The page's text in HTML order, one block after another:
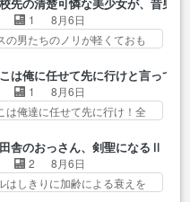
私はあなたが嫌いなんで
バンドやめ… 何が起きて
か！？次週、みゅーたいぷ…
な回だった… 今回はだい
程度抑えてる？w感じな
ルねこ、そうはならんや
いたゴキブリ死んでる
ルねこ危険ですよね。健
面で··江… 酔い潰れ行き着
ノ島で、朝日を眺めな…
憧れてビーム撃ちたいと…そ
余りにも凄惨なダラさん
ダラさんの６… 過去編は
ンガガン♪薫がなんかしっ
ってロマ… 姉巫女の誤
ソみたいな嫉妬の末路よ。
てないで… このアニメは
行くのだろう、面白す
のした事はただ単に一族
させただけ…
1
8月6日
の男たちのノリが軽くておも
らせているタイプ… みな
んが透けブラしててびっくり
レベルのキャラが登場。
らず顔や体の… 隼人が春
５話をU-NEXTで視聴しま
視聴… ラブコメで天然ジ
いうかナチュラルヒ… み
は俺に任せて先に行けと言って
1
8月6日
は俺達に任せて先に行け！全
が今、2人にあと… 木下鈴
）が【マリー…
乗っ取られてたら流石に気付
か… 《漫画版少し読んだ
舎のおっさん、剣聖になるⅡ
2
8月6日
はしきりに加齢による衰えを